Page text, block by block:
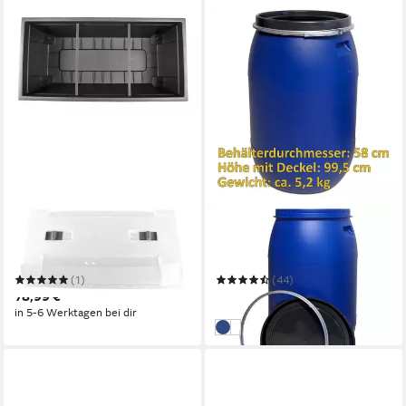
Hochbeet Hochbeet mit
Gewächshaus 80x88x40 cm
(1)
78,99 €
in 5-6 Werktagen bei dir
Regentonne Weithalsfass
Lebensmittelecht BPA-Frei
Sauerkrautfass BPA-Frei
(44)
67,95 €
in 4-5 Werktagen bei dir
BlauNatur